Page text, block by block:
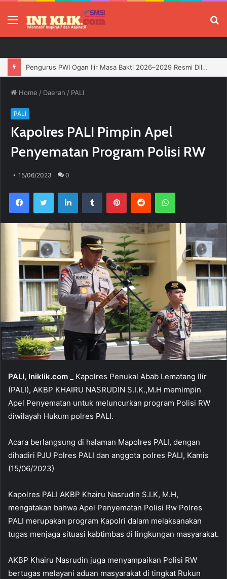
Menu
Pengurus PWI Ogan Ilir Masa Bakti 2026–2029 Resmi Dilantik, Siap Perkuat Profesionalisme Wartawan
Home / Daerah / PALI
PALI
Kapolres PALI Pimpin Apel
Penyematan Program Polisi RW
15/06/2023 0
PALI, Iniklik.com _
Kapolres Penukal Abab Lematang Ilir
(PALI), AKBP KHAIRU NASRUDIN S.I.K.,M.H memimpin
Apel Penyematan untuk meluncurkan program Polisi RW
diwilayah Hukum polres PALI.
Acara berlangsung di halaman Mapolres PALI, dengan
dihadiri PJU Polres PALI dan anggota polres PALI, Kamis
(15/06/2023)
Kapolres PALI AKBP Khairu Nasrudin S.I.K, M.H,
mengatakan bahwa Apel Penyematan Polisi Rw Polres
PALI merupakan program Kapolri dalam melaksanakan
tugas menjaga situasi kabtimbas di lingkungan masyarakat.
AKBP Khairu Nasrudin juga menyampaikan Polisi RW
bertugas melayani aduan masyarakat di tingkat Rukun